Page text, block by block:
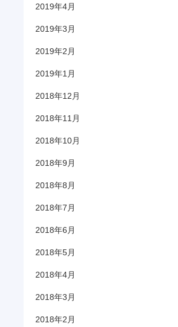
2019年4月
2019年3月
2019年2月
2019年1月
2018年12月
2018年11月
2018年10月
2018年9月
2018年8月
2018年7月
2018年6月
2018年5月
2018年4月
2018年3月
2018年2月